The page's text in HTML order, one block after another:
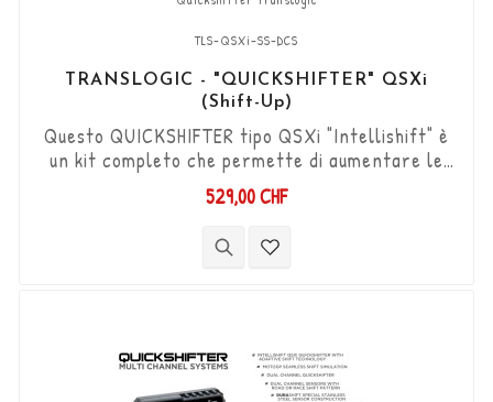
TLS-QSXi-SS-DCS
TRANSLOGIC - "QUICKSHIFTER" QSXi
(Shift-Up)
Questo QUICKSHIFTER tipo QSXi "Intellishift" è
un kit completo che permette di aumentare le
marce (Shift-Up) senza utilizzare la frizione.
Kit "Plug & Play" compatibile con connettori
"Standard e Reverse". Il sensore DCS
529,00 CHF